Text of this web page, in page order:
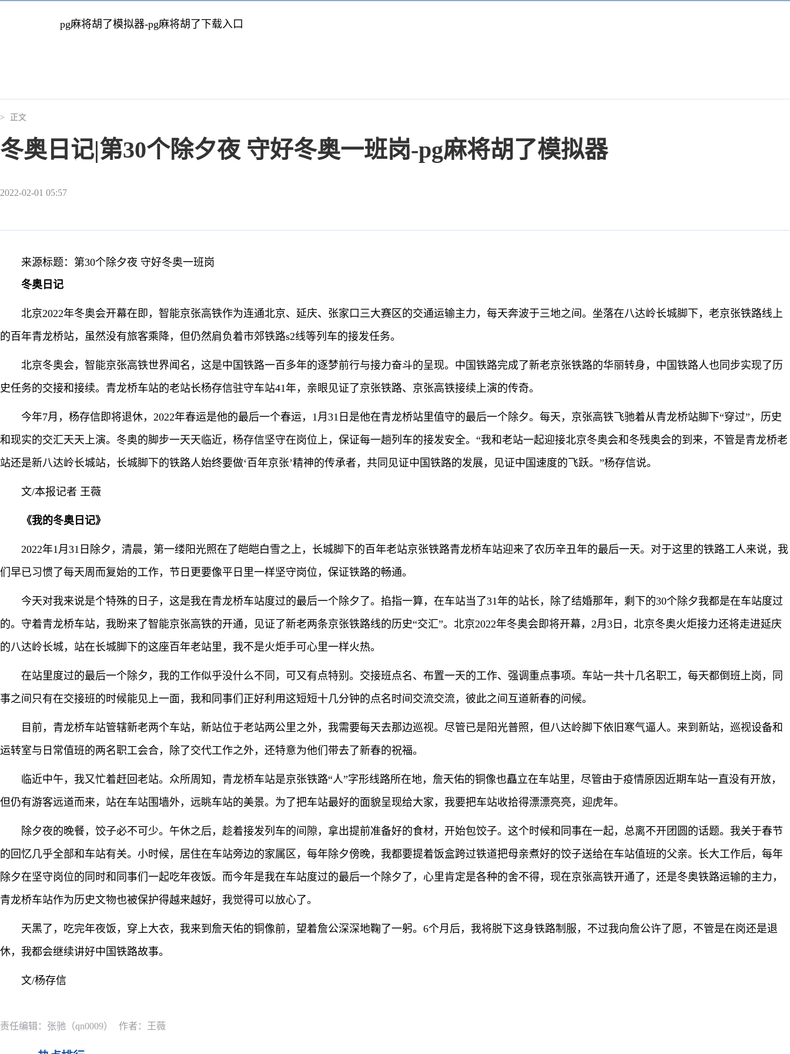
pg麻将胡了模拟器-pg麻将胡了下载入口
> 正文
冬奥日记|第30个除夕夜 守好冬奥一班岗-pg麻将胡了模拟器
2022-02-01 05:57
来源标题：第30个除夕夜 守好冬奥一班岗
冬奥日记
北京2022年冬奥会开幕在即，智能京张高铁作为连通北京、延庆、张家口三大赛区的交通运输主力，每天奔波于三地之间。坐落在八达岭长城脚下，老京张铁路线上
的百年青龙桥站，虽然没有旅客乘降，但仍然肩负着市郊铁路s2线等列车的接发任务。
北京冬奥会，智能京张高铁世界闻名，这是中国铁路一百多年的逐梦前行与接力奋斗的呈现。中国铁路完成了新老京张铁路的华丽转身，中国铁路人也同步实现了历
史任务的交接和接续。青龙桥车站的老站长杨存信驻守车站41年，亲眼见证了京张铁路、京张高铁接续上演的传奇。
今年7月，杨存信即将退休，2022年春运是他的最后一个春运，1月31日是他在青龙桥站里值守的最后一个除夕。每天，京张高铁飞驰着从青龙桥站脚下“穿过”，历史
和现实的交汇天天上演。冬奥的脚步一天天临近，杨存信坚守在岗位上，保证每一趟列车的接发安全。“我和老站一起迎接北京冬奥会和冬残奥会的到来，不管是青龙桥老
站还是新八达岭长城站，长城脚下的铁路人始终要做‘百年京张’精神的传承者，共同见证中国铁路的发展，见证中国速度的飞跃。”杨存信说。
文/本报记者 王薇
《我的冬奥日记》
2022年1月31日除夕，清晨，第一缕阳光照在了皑皑白雪之上，长城脚下的百年老站京张铁路青龙桥车站迎来了农历辛丑年的最后一天。对于这里的铁路工人来说，我
们早已习惯了每天周而复始的工作，节日更要像平日里一样坚守岗位，保证铁路的畅通。
今天对我来说是个特殊的日子，这是我在青龙桥车站度过的最后一个除夕了。掐指一算，在车站当了31年的站长，除了结婚那年，剩下的30个除夕我都是在车站度过
的。守着青龙桥车站，我盼来了智能京张高铁的开通，见证了新老两条京张铁路线的历史“交汇”。北京2022年冬奥会即将开幕，2月3日，北京冬奥火炬接力还将走进延庆
的八达岭长城，站在长城脚下的这座百年老站里，我不是火炬手可心里一样火热。
在站里度过的最后一个除夕，我的工作似乎没什么不同，可又有点特别。交接班点名、布置一天的工作、强调重点事项。车站一共十几名职工，每天都倒班上岗，同
事之间只有在交接班的时候能见上一面，我和同事们正好利用这短短十几分钟的点名时间交流交流，彼此之间互道新春的问候。
目前，青龙桥车站管辖新老两个车站，新站位于老站两公里之外，我需要每天去那边巡视。尽管已是阳光普照，但八达岭脚下依旧寒气逼人。来到新站，巡视设备和
运转室与日常值班的两名职工会合，除了交代工作之外，还特意为他们带去了新春的祝福。
临近中午，我又忙着赶回老站。众所周知，青龙桥车站是京张铁路“人”字形线路所在地，詹天佑的铜像也矗立在车站里，尽管由于疫情原因近期车站一直没有开放，
但仍有游客远道而来，站在车站围墙外，远眺车站的美景。为了把车站最好的面貌呈现给大家，我要把车站收拾得漂漂亮亮，迎虎年。
除夕夜的晚餐，饺子必不可少。午休之后，趁着接发列车的间隙，拿出提前准备好的食材，开始包饺子。这个时候和同事在一起，总离不开团圆的话题。我关于春节
的回忆几乎全部和车站有关。小时候，居住在车站旁边的家属区，每年除夕傍晚，我都要提着饭盒跨过铁道把母亲煮好的饺子送给在车站值班的父亲。长大工作后，每年
除夕在坚守岗位的同时和同事们一起吃年夜饭。而今年是我在车站度过的最后一个除夕了，心里肯定是各种的舍不得，现在京张高铁开通了，还是冬奥铁路运输的主力，
青龙桥车站作为历史文物也被保护得越来越好，我觉得可以放心了。
天黑了，吃完年夜饭，穿上大衣，我来到詹天佑的铜像前，望着詹公深深地鞠了一躬。6个月后，我将脱下这身铁路制服，不过我向詹公许了愿，不管是在岗还是退
休，我都会继续讲好中国铁路故事。
文/杨存信
责任编辑：张驰（qn0009） 作者：王薇